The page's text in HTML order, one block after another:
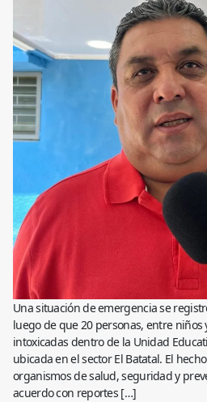
Una situación de emergencia se
luego de que 20 personas, entre
intoxicadas dentro de la Unidad
ubicada en el sector El Batatal. El
organismos de salud, seguridad y
acuerdo con reportes […]